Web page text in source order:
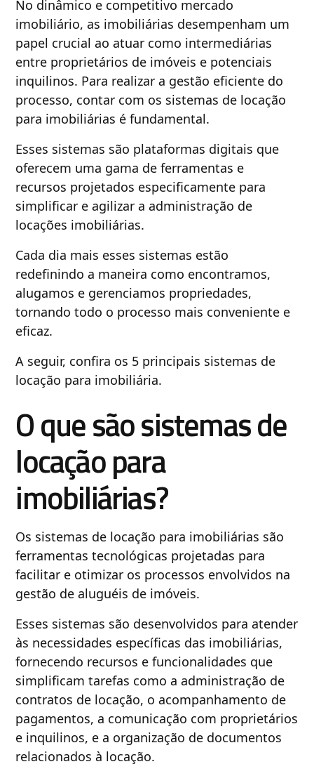
No dinâmico e competitivo mercado
imobiliário, as imobiliárias desempenham um
papel crucial ao atuar como intermediárias
entre proprietários de imóveis e potenciais
inquilinos. Para realizar a gestão eficiente do
processo, contar com os sistemas de locação
para imobiliárias é fundamental.
Esses sistemas são plataformas digitais que
oferecem uma gama de ferramentas e
recursos projetados especificamente para
simplificar e agilizar a administração de
locações imobiliárias.
Cada dia mais esses sistemas estão
redefinindo a maneira como encontramos,
alugamos e gerenciamos propriedades,
tornando todo o processo mais conveniente e
eficaz.
A seguir, confira os 5 principais sistemas de
locação para imobiliária.
O que são sistemas de
locação para
imobiliárias?
Os sistemas de locação para imobiliárias são
ferramentas tecnológicas projetadas para
facilitar e otimizar os processos envolvidos na
gestão de aluguéis de imóveis.
Esses sistemas são desenvolvidos para atender
às necessidades específicas das imobiliárias,
fornecendo recursos e funcionalidades que
simplificam tarefas como a administração de
contratos de locação, o acompanhamento de
pagamentos, a comunicação com proprietários
e inquilinos, e a organização de documentos
relacionados à locação.